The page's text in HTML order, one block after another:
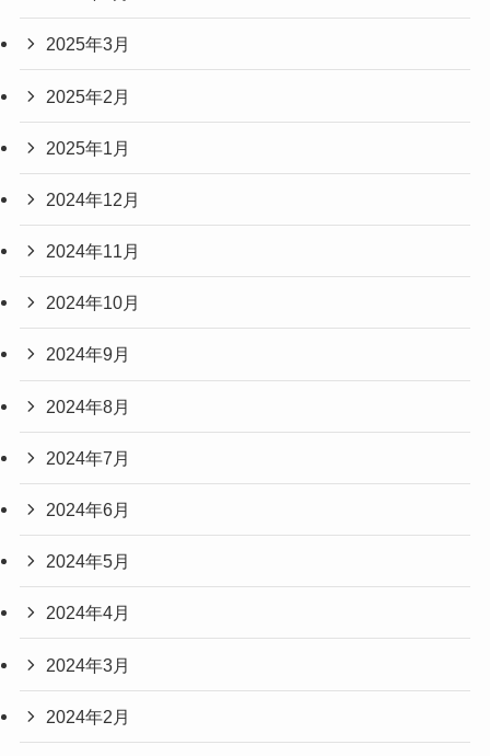
2025年3月
2025年2月
2025年1月
2024年12月
2024年11月
2024年10月
2024年9月
2024年8月
2024年7月
2024年6月
2024年5月
2024年4月
2024年3月
2024年2月